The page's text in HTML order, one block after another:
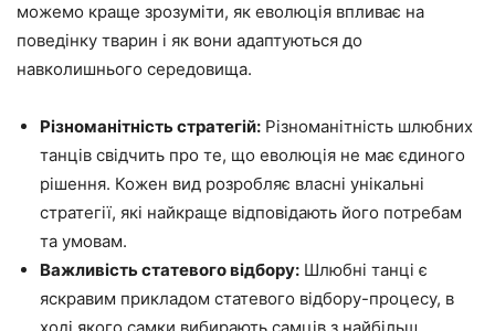
можемо краще зрозуміти, як еволюція впливає на
поведінку тварин і як вони адаптуються до
навколишнього середовища.
Різноманітність стратегій: Різноманітність шлюбних
танців свідчить про те, що еволюція не має єдиного
рішення. Кожен вид розробляє власні унікальні
стратегії, які найкраще відповідають його потребам
та умовам.
Важливість статевого відбору: Шлюбні танці є
яскравим прикладом статевого відбору-процесу, в